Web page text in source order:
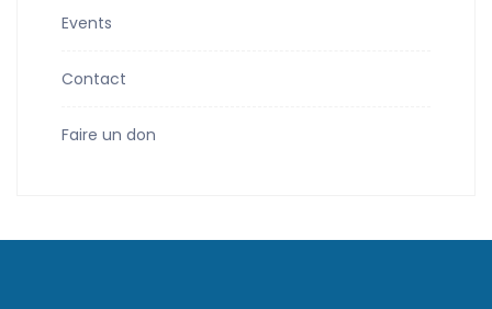
Events
Contact
Faire un don